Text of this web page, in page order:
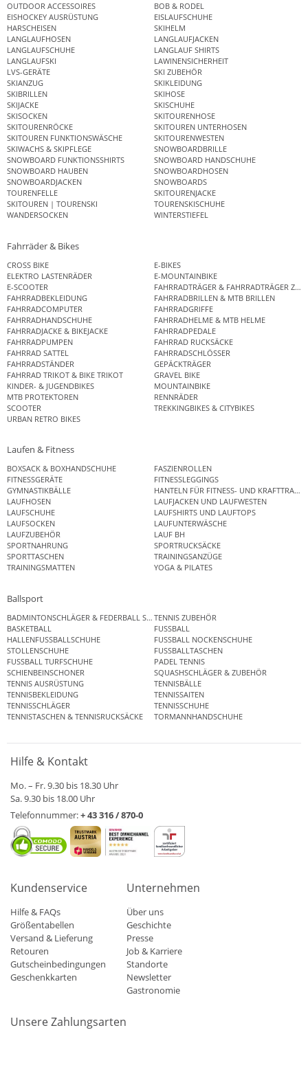
OUTDOOR ACCESSOIRES
BOB & RODEL
EISHOCKEY AUSRÜSTUNG
EISLAUFSCHUHE
HARSCHEISEN
SKIHELM
LANGLAUFHOSEN
LANGLAUFJACKEN
LANGLAUFSCHUHE
LANGLAUF SHIRTS
LANGLAUFSKI
LAWINENSICHERHEIT
LVS-GERÄTE
SKI ZUBEHÖR
SKIANZUG
SKIKLEIDUNG
SKIBRILLEN
SKIHOSE
SKIJACKE
SKISCHUHE
SKISOCKEN
SKITOURENHOSE
SKITOURENRÖCKE
SKITOUREN UNTERHOSEN
SKITOUREN FUNKTIONSWÄSCHE
SKITOURENWESTEN
SKIWACHS & SKIPFLEGE
SNOWBOARDBRILLE
SNOWBOARD FUNKTIONSSHIRTS
SNOWBOARD HANDSCHUHE
SNOWBOARD HAUBEN
SNOWBOARDHOSEN
SNOWBOARDJACKEN
SNOWBOARDS
TOURENFELLE
SKITOURENJACKE
SKITOUREN | TOURENSKI
TOURENSKISCHUHE
WANDERSOCKEN
WINTERSTIEFEL
Fahrräder & Bikes
CROSS BIKE
E-BIKES
ELEKTRO LASTENRÄDER
E-MOUNTAINBIKE
E-SCOOTER
FAHRRADTRÄGER & FAHRRADTRÄGER
FAHRRADBEKLEIDUNG
FAHRRADBRILLEN & MTB BRILLEN
FAHRRADCOMPUTER
FAHRRADGRIFFE
FAHRRADHANDSCHUHE
FAHRRADHELME & MTB HELME
FAHRRADJACKE & BIKEJACKE
FAHRRADPEDALE
FAHRRADPUMPEN
FAHRRAD RUCKSÄCKE
FAHRRAD SATTEL
FAHRRADSCHLÖSSER
FAHRRADSTÄNDER
GEPÄCKTRÄGER
FAHRRAD TRIKOT & BIKE TRIKOT
GRAVEL BIKE
KINDER- & JUGENDBIKES
MOUNTAINBIKE
MTB PROTEKTOREN
RENNRÄDER
SCOOTER
TREKKINGBIKES & CITYBIKES
URBAN RETRO BIKES
Laufen & Fitness
BOXSACK & BOXHANDSCHUHE
FASZIENROLLEN
FITNESSGERÄTE
FITNESSLEGGINGS
GYMNASTIKBÄLLE
HANTELN FÜR FITNESS- UND
LAUFHOSEN
LAUFJACKEN UND LAUFWESTEN
LAUFSCHUHE
LAUFSHIRTS UND LAUFTOPS
LAUFSOCKEN
LAUFUNTERWÄSCHE
LAUFZUBEHÖR
LAUF BH
SPORTNAHRUNG
SPORTRUCKSÄCKE
SPORTTASCHEN
TRAININGSANZÜGE
TRAININGSMATTEN
YOGA & PILATES
Ballsport
BADMINTONSCHLÄGER & FEDERBALL SETSTENNIS ZUBEHÖR
BASKETBALL
FUSSBALL
HALLENFUSSBALLSCHUHE
FUSSBALL NOCKENSCHUHE
STOLLENSCHUHE
FUSSBALLTASCHEN
FUSSBALL TURFSCHUHE
PADEL TENNIS
SCHIENBEINSCHONER
SQUASHSCHLÄGER & ZUBEHÖR
TENNIS AUSRÜSTUNG
TENNISBÄLLE
TENNISBEKLEIDUNG
TENNISSAITEN
TENNISSCHLÄGER
TENNISSCHUHE
TENNISTASCHEN & TENNISRUCKSÄCKE
TORMANNHANDSCHUHE
Hilfe & Kontakt
Mo. – Fr. 9.30 bis 18.30 Uhr
Sa. 9.30 bis 18.00 Uhr
Telefonnummer:+ 43 316 / 870-0
Kundenservice
Hilfe & FAQs
Größentabellen
Versand & Lieferung
Retouren
Gutscheinbedingungen
Geschenkkarten
Unternehmen
Über uns
Geschichte
Presse
Job & Karriere
Standorte
Newsletter
Gastronomie
Unsere Zahlungsarten